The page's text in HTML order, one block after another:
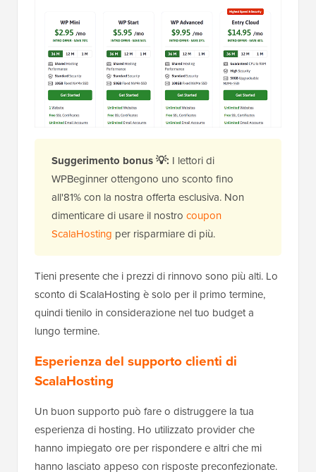
Suggerimento bonus 💡: I lettori di
WPBeginner ottengono uno sconto fino
all'81% con la nostra offerta esclusiva. Non
dimenticare di usare il nostro coupon
ScalaHosting per risparmiare di più.
Tieni presente che i prezzi di rinnovo sono più alti. Lo
sconto di ScalaHosting è solo per il primo termine,
quindi tienilo in considerazione nel tuo budget a
lungo termine.
Esperienza del supporto clienti di
ScalaHosting
Un buon supporto può fare o distruggere la tua
esperienza di hosting. Ho utilizzato provider che
hanno impiegato ore per rispondere e altri che mi
hanno lasciato appeso con risposte preconfezionate.